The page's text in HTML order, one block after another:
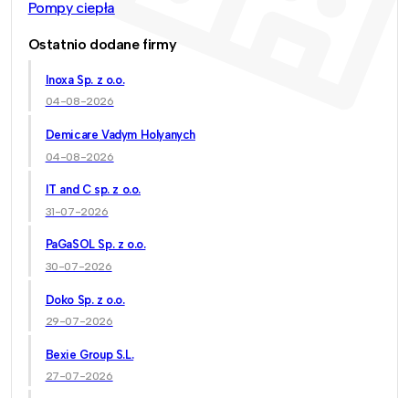
Pompy ciepła
Ostatnio dodane firmy
Inoxa Sp. z o.o.
04-08-2026
Demicare Vadym Holyanych
04-08-2026
IT and C sp. z o.o.
31-07-2026
PaGaSOL Sp. z o.o.
30-07-2026
Doko Sp. z o.o.
29-07-2026
Bexie Group S.L.
27-07-2026